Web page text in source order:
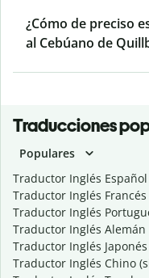
¿Cómo de preciso
al Cebúano de
Traducciones
Populares
Traductor Inglés Español
Traductor Inglés Francés
Traductor Inglés
Traductor Inglés Alemán
Traductor Inglés Japonés
Traductor Inglés Chino